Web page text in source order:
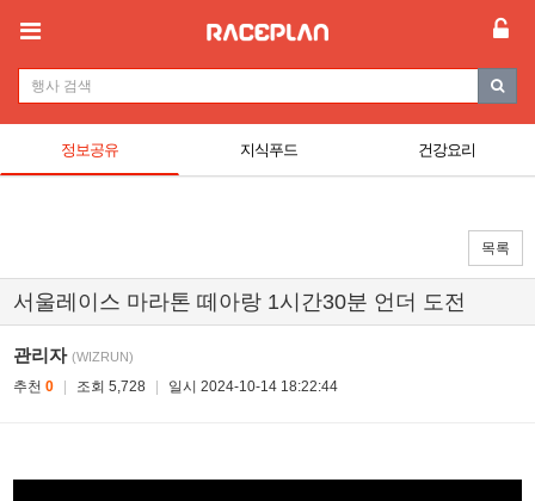
정보공유 지식푸드 건강요리
목록
서울레이스 마라톤 떼아랑 1시간30분 언더 도전
관리자 (WIZRUN)
추천 0 | 조회 5,728 | 일시 2024-10-14 18:22:44